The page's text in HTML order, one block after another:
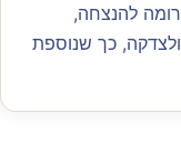
להנצחה,
כך שנוספת